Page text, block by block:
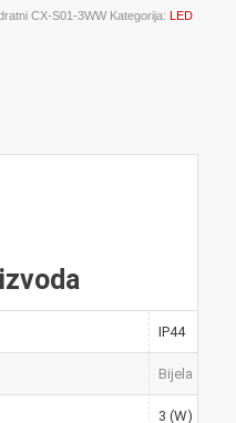
CX-S01-3WW Kategorija: LED
IP44
Bijela
3 (W)